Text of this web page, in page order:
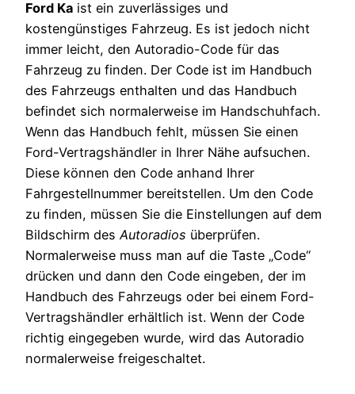
Ford Ka ist ein zuverlässiges und
kostengünstiges Fahrzeug. Es ist jedoch nicht
immer leicht, den Autoradio-Code für das
Fahrzeug zu finden. Der Code ist im Handbuch
des Fahrzeugs enthalten und das Handbuch
befindet sich normalerweise im Handschuhfach.
Wenn das Handbuch fehlt, müssen Sie einen
Ford-Vertragshändler in Ihrer Nähe aufsuchen.
Diese können den Code anhand Ihrer
Fahrgestellnummer bereitstellen. Um den Code
zu finden, müssen Sie die Einstellungen auf dem
Bildschirm des Autoradios überprüfen.
Normalerweise muss man auf die Taste „Code“
drücken und dann den Code eingeben, der im
Handbuch des Fahrzeugs oder bei einem Ford-
Vertragshändler erhältlich ist. Wenn der Code
richtig eingegeben wurde, wird das Autoradio
normalerweise freigeschaltet.